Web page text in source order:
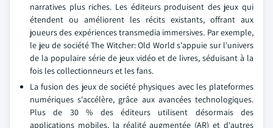
narratives plus riches. Les éditeurs produisent des jeux qui
étendent ou améliorent les récits existants, offrant aux
joueurs des expériences transmedia immersives. Par exemple,
le jeu de société The Witcher: Old World s'appuie sur l'univers
de la populaire série de jeux vidéo et de livres, séduisant à la
fois les collectionneurs et les fans.
La fusion des jeux de société physiques avec les plateformes
numériques s'accélère, grâce aux avancées technologiques.
Plus de 30 % des éditeurs utilisent désormais des
applications mobiles, la réalité augmentée (AR) et d'autres